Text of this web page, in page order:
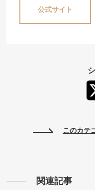
公式サイト
このカテ
関連記事